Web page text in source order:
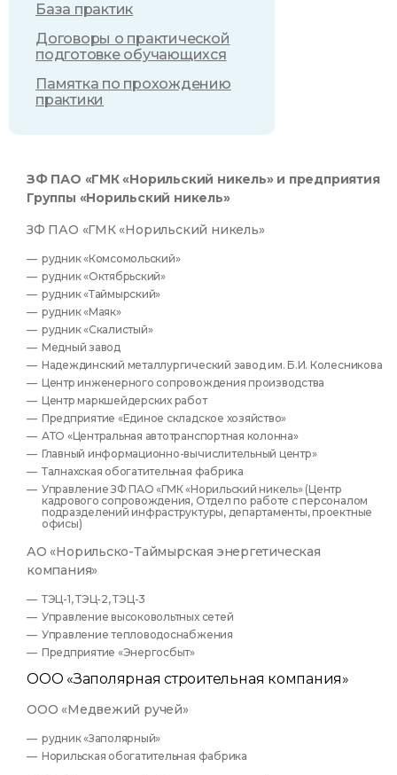
База практик
Договоры о практической
подготовке обучающихся
Памятка по прохождению
практики
ЗФ ПАО «ГМК «Норильский никель» и предприятия
Группы «Норильский никель»
ЗФ ПАО «ГМК «Норильский никель»
рудник «Комсомольский»
рудник «Октябрьский»
рудник «Таймырский»
рудник «Маяк»
рудник «Скалистый»
Медный завод
Надеждинский металлургический завод им. Б.И. Колесникова
Центр инженерного сопровождения производства
Центр маркшейдерских работ
Предприятие «Единое складское хозяйство»
АТО «Центральная автотранспортная колонна»
Главный информационно-вычислительный центр»
Талнахская обогатительная фабрика
Управление ЗФ ПАО «ГМК «Норильский никель» (Центр
кадрового сопровождения, Отдел по работе с персоналом
подразделений инфраструктуры, департаменты, проектные
офисы)
АО «Норильско-Таймырская энергетическая
компания»
ТЭЦ-1, ТЭЦ-2, ТЭЦ-3
Управление высоковольтных сетей
Управление тепловодоснабжения
Предприятие «Энергосбыт»
ООО «Заполярная строительная компания»
ООО «Медвежий ручей»
рудник «Заполярный»
Норильская обогатительная фабрика